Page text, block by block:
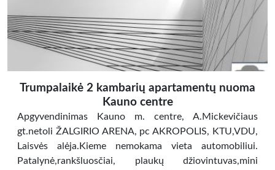
Trumpalaikė 2 kambarių apartamentų nuoma
Kauno centre
Apgyvendinimas Kauno m. centre, A.Mickevičiaus
gt.netoli ŽALGIRIO ARENA, pc AKROPOLIS, KTU,VDU,
Laisvės alėja.Kieme nemokama vieta automobiliui.
Patalynė,rankšluosčiai, plaukų džiovintuvas,mini